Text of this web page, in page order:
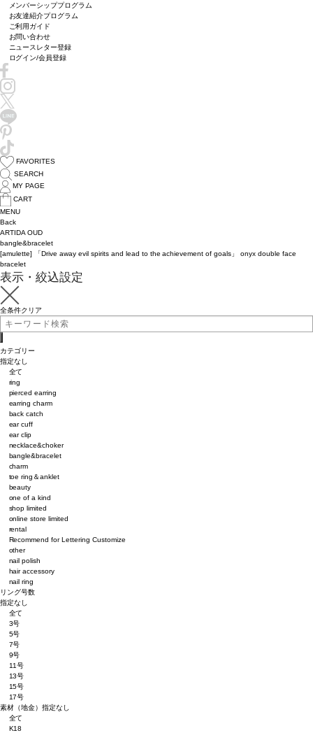
メンバーシッププログラム
お友達紹介プログラム
ご利用ガイド
お問い合わせ
ニュースレター登録
ログイン/会員登録
FAVORITES
SEARCH
MY PAGE
CART
MENU
Back
ARTIDA OUD
bangle&bracelet
[amulette] 「Drive away evil spirits and lead to the achievement of goals」 onyx double face
bracelet
表示・絞込設定
全条件クリア
カテゴリー
指定なし
全て
ring
pierced earring
earring charm
back catch
ear cuff
ear clip
necklace&choker
bangle&bracelet
charm
toe ring＆anklet
beauty
one of a kind
shop limited
online store limited
rental
Recommend for Lettering Customize
other
nail polish
hair accessory
nail ring
リング号数
指定なし
全て
3号
5号
7号
9号
11号
13号
15号
17号
素材（地金） 指定なし
全て
K18